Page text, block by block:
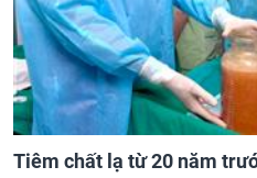
Tiêm chất lạ từ 20 năm